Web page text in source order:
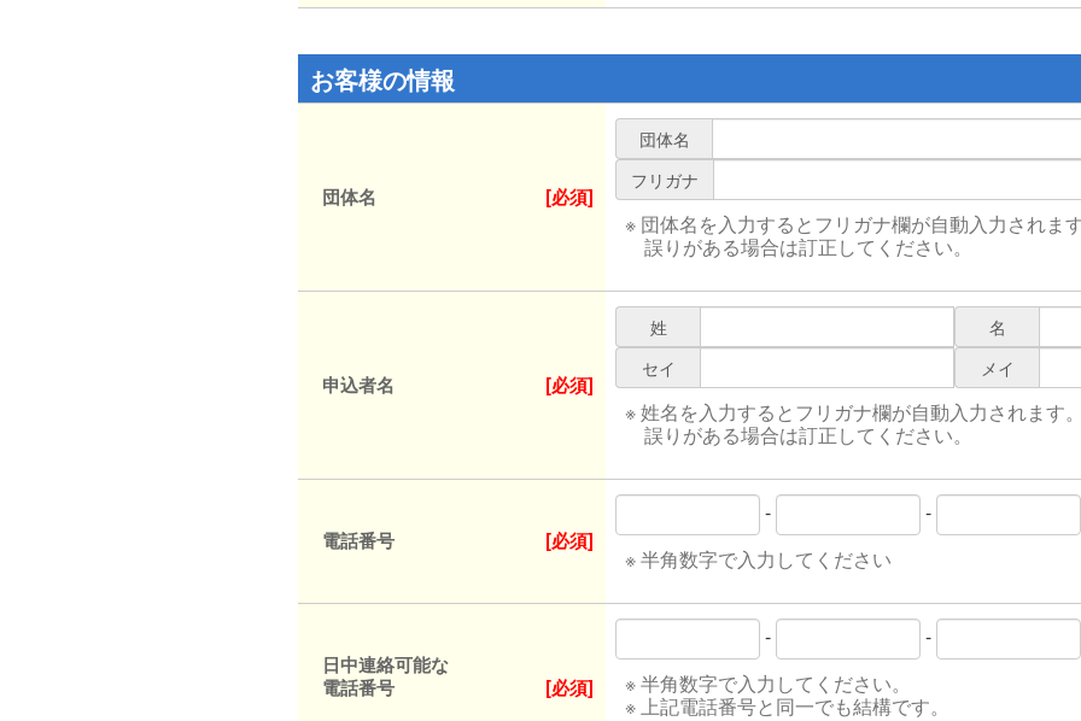
お客様の情報
団体名 [必須]
団体名
フリガナ
※ 団体名を入力するとフリガナ欄が自動入力されま
誤りがある場合は訂正してください。
申込者名 [必須]
姓
名
セイ
メイ
※ 姓名を入力するとフリガナ欄が自動入力されます
誤りがある場合は訂正してください。
電話番号 [必須]
-
-
※ 半角数字で入力してください
日中連絡可能な
電話番号
[必須]
-
-
※ 半角数字で入力してください。
※ 上記電話番号と同一でも結構です。